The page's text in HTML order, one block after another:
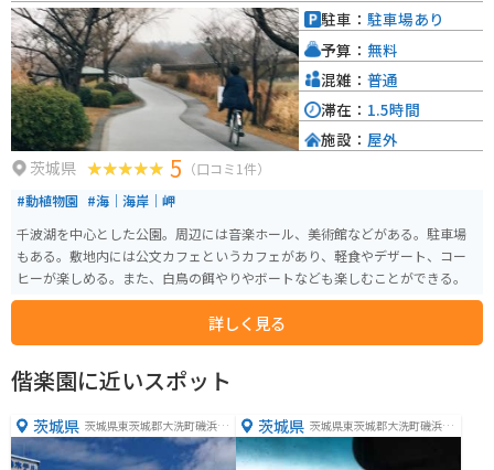
つりなどがあります。
茨城県 5 （口コミ1件）
#動植物園 #海｜海岸｜岬
千波湖を中心とした公園。周辺には音楽ホール、美術館などがある。駐車場
もある。敷地内には公文カフェというカフェがあり、軽食やデザート、コー
ヒーが楽しめる。また、白鳥の餌やりやボートなども楽しむことができる。
詳しく見る
駐車： 駐車場あり
予算： 無料
混雑： 普通
滞在： 1.5時間
施設： 屋外
偕楽園に近いスポット
茨城県 茨城県東茨城郡大洗町磯浜町
６８８１
茨城県 茨城県東茨城郡大洗町磯浜町
８２５５−３